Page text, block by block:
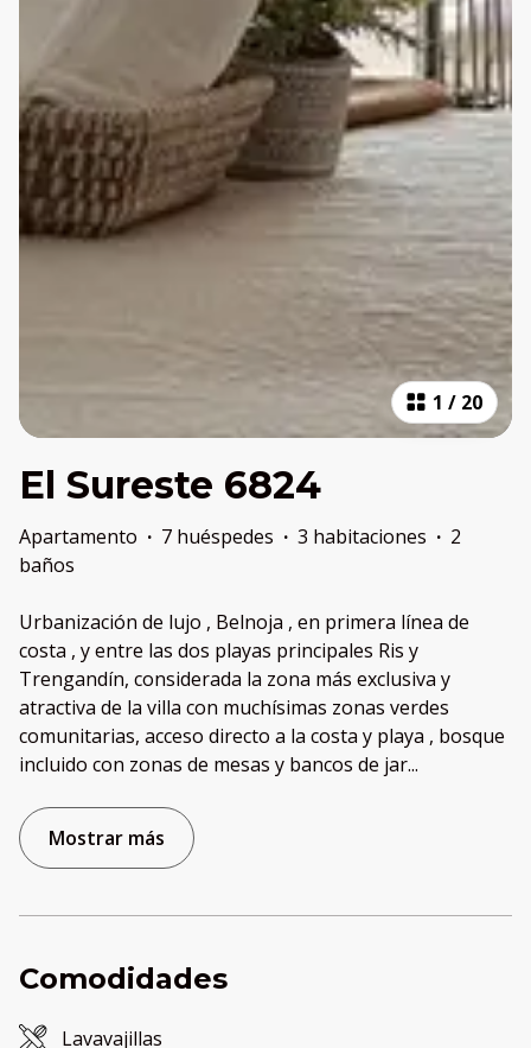
1 / 20
El Sureste 6824
Apartamento · 7 huéspedes · 3 habitaciones · 2
baños
Urbanización de lujo , Belnoja , en primera línea de
costa , y entre las dos playas principales Ris y
Trengandín, considerada la zona más exclusiva y
atractiva de la villa con muchísimas zonas verdes
comunitarias, acceso directo a la costa y playa , bosque
incluido con zonas de mesas y bancos de jar...
Mostrar más
Comodidades
Lavavajillas